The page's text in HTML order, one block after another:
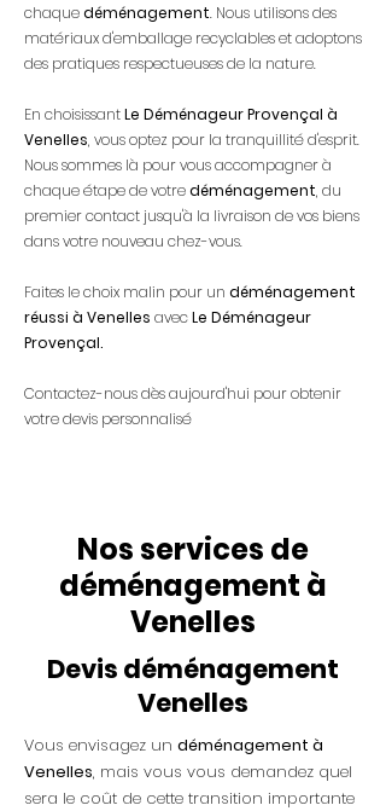
chaquedéménagement. Nous utilisons des
matériaux d'emballage recyclables et adoptons
des pratiques respectueuses de la nature.
En choisissantLe Déménageur Provençal à
Venelles, vous optez pour la tranquillité d'esprit.
Nous sommes là pour vous accompagner à
chaque étape de votredéménagement, du
premier contact jusqu'à la livraison de vos biens
dans votre nouveau chez-vous.
Faites le choix malin pour un déménagement
réussi à Venelles avecLe Déménageur
Provençal.
Contactez-nous dès aujourd'hui pour obtenir
votre devis personnalisé
Nos services de
déménagement à
Venelles
Devis déménagement
Venelles
Vous envisagez un déménagement à
Venelles, mais vous vous demandez quel
sera le coût de cette transition importante